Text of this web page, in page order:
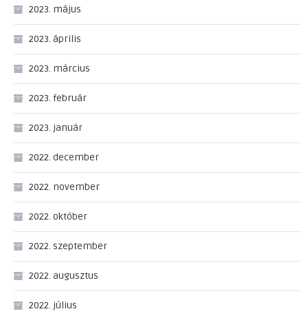
2023. május
2023. április
2023. március
2023. február
2023. január
2022. december
2022. november
2022. október
2022. szeptember
2022. augusztus
2022. július